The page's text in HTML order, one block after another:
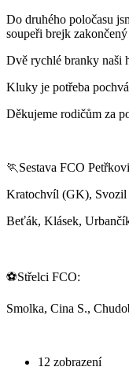
Do druhého poločasu
soupeři brejk
Dvě rychlé branky naši
Kluky je potřeba
Děkujeme rodičům za
🏃Sestava FCO
Kratochvíl (GK), Svozil
Beťák, Klásek,
⚽Střelci FCO:
Smolka, Cina S.,
12 zobrazení